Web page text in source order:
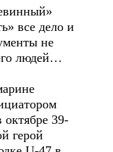
все дело и
не
людей…
39-
герой